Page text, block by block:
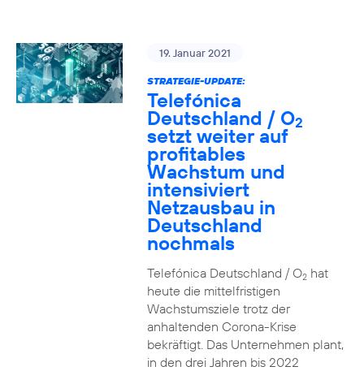
19. Januar 2021
STRATEGIE-UPDATE:
Telefónica
Deutschland / O2
setzt weiter auf
profitables
Wachstum und
intensiviert
Netzausbau in
Deutschland
nochmals
Telefónica Deutschland / O2hat
heute die mittelfristigen
Wachstumsziele trotz der
anhaltenden Corona-Krise
bekräftigt. Das Unternehmen plant,
in den drei Jahren bis 2022